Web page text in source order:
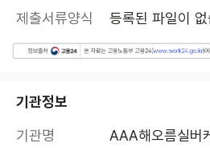
제출서류양식
등록된 파일이
기관정보
기관명
AAA해오름실버